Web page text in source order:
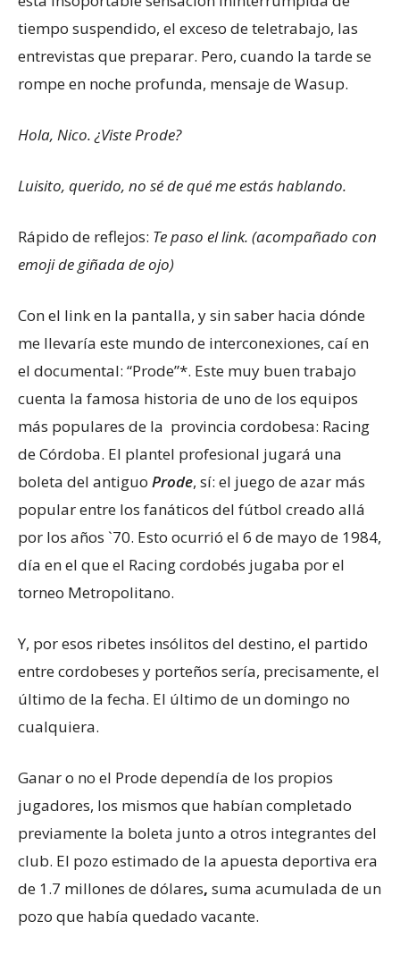
tiempo suspendido, el exceso de teletrabajo, las
entrevistas que preparar. Pero, cuando la tarde se
rompe en noche profunda, mensaje de Wasup.
Hola, Nico. ¿Viste Prode?
Luisito, querido, no sé de qué me estás hablando.
Rápido de reflejos: Te paso el link. (acompañado con
emoji de giñada de ojo)
Con el link en la pantalla, y sin saber hacia dónde
me llevaría este mundo de interconexiones, caí en
el documental: “Prode”*. Este muy buen trabajo
cuenta la famosa historia de uno de los equipos
más populares de la provincia cordobesa: Racing
de Córdoba. El plantel profesional jugará una
boleta del antiguo Prode, sí: el juego de azar más
popular entre los fanáticos del fútbol creado allá
por los años `70. Esto ocurrió el 6 de mayo de 1984,
día en el que el Racing cordobés jugaba por el
torneo Metropolitano.
Y, por esos ribetes insólitos del destino, el partido
entre cordobeses y porteños sería, precisamente, el
último de la fecha. El último de un domingo no
cualquiera.
Ganar o no el Prode dependía de los propios
jugadores, los mismos que habían completado
previamente la boleta junto a otros integrantes del
club. El pozo estimado de la apuesta deportiva era
de 1.7 millones de dólares, suma acumulada de un
pozo que había quedado vacante.